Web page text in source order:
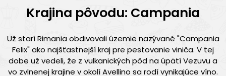
Krajina pôvodu: Campania
Už starí Rimania obdivovali územie nazývané "Campania
Felix" ako najšťastnejší kraj pre pestovanie viniča. V tej
dobe už vedeli, že z vulkanických pôd na úpätí Vezuvu a
vo zvlnenej krajine v okolí Avellino sa rodí vynikajúce víno.